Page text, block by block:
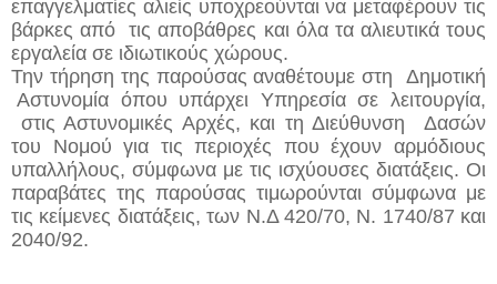
επαγγελματίες αλιείς υποχρεούνται να μεταφέρουν τις
βάρκες από τις αποβάθρες και όλα τα αλιευτικά τους
εργαλεία σε ιδιωτικούς χώρους.
Την τήρηση της παρούσας αναθέτουμε στη Δημοτική
Αστυνομία όπου υπάρχει Υπηρεσία σε λειτουργία,
στις Αστυνομικές Αρχές, και τη Διεύθυνση Δασών
του Νομού για τις περιοχές που έχουν αρμόδιους
υπαλλήλους, σύμφωνα με τις ισχύουσες διατάξεις. Οι
παραβάτες της παρούσας τιμωρούνται σύμφωνα με
τις κείμενες διατάξεις, των Ν.Δ 420/70, Ν. 1740/87 και
2040/92.